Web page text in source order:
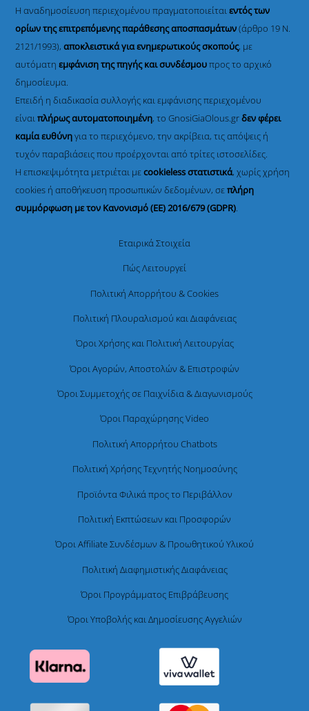
Η αναδημοσίευση περιεχομένου πραγματοποιείταιεντός των
ορίων της επιτρεπόμενης παράθεσης αποσπασμάτων(άρθρο 19 Ν.
2121/1993), αποκλειστικά για ενημερωτικούς σκοπούς, με
αυτόματηεμφάνιση της πηγής και συνδέσμουπρος το αρχικό
δημοσίευμα.
Επειδή η διαδικασία συλλογής και εμφάνισης περιεχομένου
είναιπλήρως αυτοματοποιημένη, το GnosiGiaOlous.grδεν φέρει
καμία ευθύνηγια το περιεχόμενο, την ακρίβεια, τις απόψεις ή
τυχόν παραβιάσεις που προέρχονται από τρίτες ιστοσελίδες.
Η επισκεψιμότητα μετριέται μεcookieless στατιστικά, χωρίς χρήση
cookies ή αποθήκευση προσωπικών δεδομένων, σεπλήρη
συμμόρφωση με τον Κανονισμό (ΕΕ) 2016/679 (GDPR).
Εταιρικά Στοιχεία
Πώς Λειτουργεί
Πολιτική Απορρήτου & Cookies
Πολιτική Πλουραλισμού και Διαφάνειας
Όροι Χρήσης και Πολιτική Λειτουργίας
Όροι Αγορών, Αποστολών & Επιστροφών
Όροι Συμμετοχής σε Παιχνίδια & Διαγωνισμούς
Όροι Παραχώρησης Video
Πολιτική Απορρήτου Chatbots
Πολιτική Χρήσης Τεχνητής Νοημοσύνης
Προϊόντα Φιλικά προς το Περιβάλλον
Πολιτική Εκπτώσεων και Προσφορών
Όροι Affiliate Συνδέσμων & Προωθητικού Υλικού
Πολιτική Διαφημιστικής Διαφάνειας
Όροι Προγράμματος Επιβράβευσης
Όροι Υποβολής και Δημοσίευσης Αγγελιών